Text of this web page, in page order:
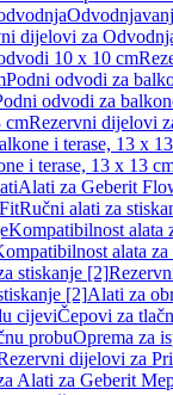
dijelovi za
10 x 10 cm
Podni odvodi za
odvodi za
cmRezervni dijelovi
i terase, 13 x
i terase, 13 x 13
Alati za Geberit
Ručni alati za
Kompatibilnost alata
alata za
stiskanje [2]
[2]Alati za
cijeviČepovi za
probuOprema za
dijelovi za
Alati za Geberit